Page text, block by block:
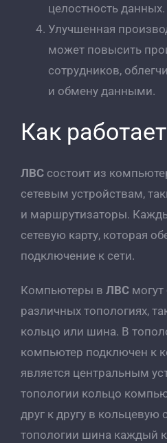
целостность данных.
Улучшенная
может повысить
сотрудников,
и обмену данными.
Как работает
ЛВСсостоит из
сетевым устройствам,
и маршрутизаторы.
сетевую карту, которая
подключение к сети.
Компьютеры в ЛВСмогут
различных топологиях,
кольцо или шина. В
компьютер подключен к
является центральным
топологии кольцо
друг к другу в кольцевую
топологии шина каждый